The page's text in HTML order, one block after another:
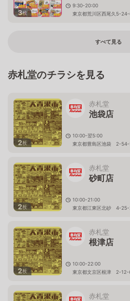
3枚
9:30-20:00
東京都荒川区西尾久5-
すべて見る
赤札堂のチラシを見る
2枚
赤札堂
池袋店
10:00-翌5:00
東京都豊島区池袋 2-
2枚
赤札堂
砂町店
10:00-21:00
東京都江東区北砂 4-
2枚
赤札堂
根津店
10:00-22:00
東京都文京区根津 2-12-
赤札堂